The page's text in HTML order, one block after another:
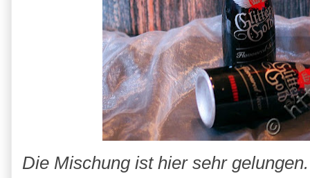
Die Mischung ist hier sehr